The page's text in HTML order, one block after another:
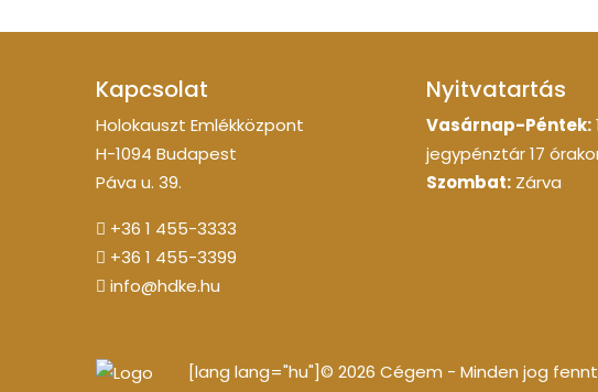
Kapcsolat
Holokauszt Emlékközpont
H-1094 Budapest
Páva u. 39.
+36 1 455-3333
+36 1 455-3399
info@hdke.hu
Nyitvatartás
Vasárnap-Péntek:
jegypénztár 17
Szombat: Zárva
[lang lang="hu"]© 2026 Cégem - Minden jog